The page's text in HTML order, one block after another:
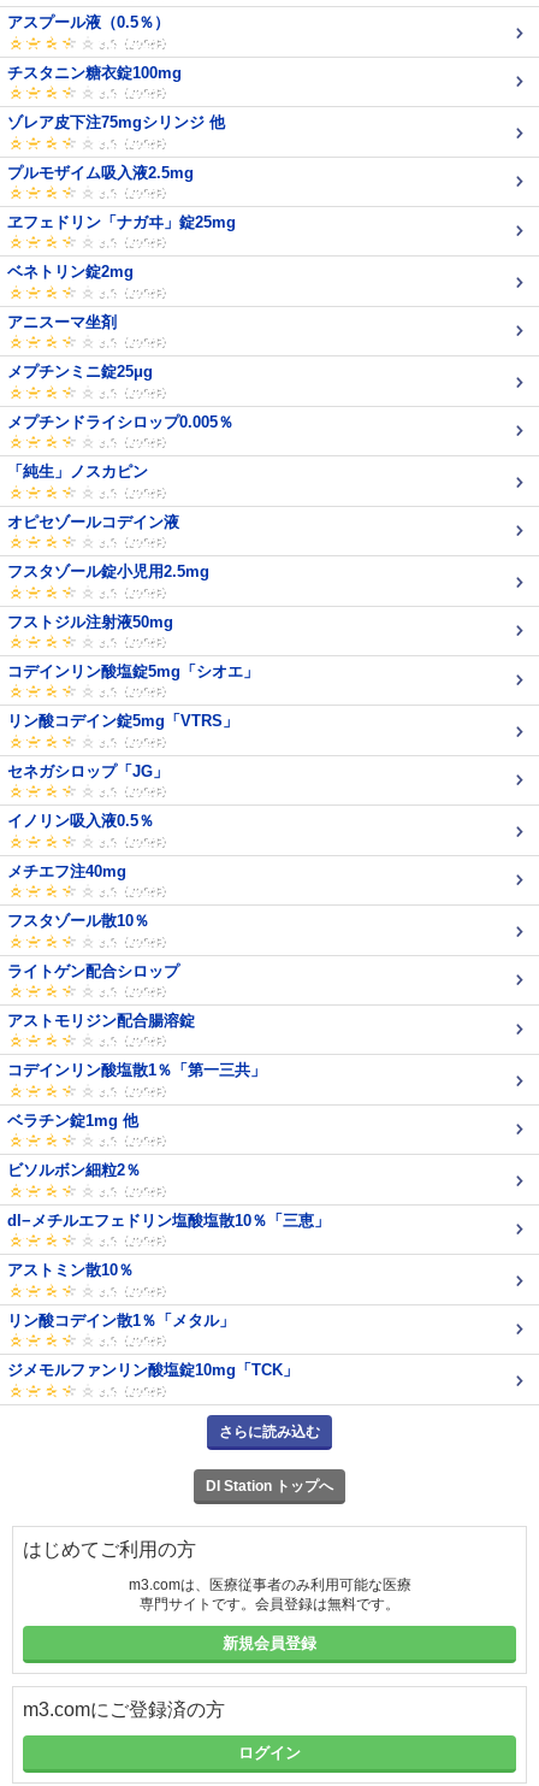
アスプール液（0.5％）
チスタニン糖衣錠100mg
ゾレア皮下注75mgシリンジ 他
プルモザイム吸入液2.5mg
ヱフェドリン「ナガヰ」錠25mg
ベネトリン錠2mg
アニスーマ坐剤
メプチンミニ錠25μg
メプチンドライシロップ0.005％
「純生」ノスカピン
オピセゾールコデイン液
フスタゾール錠小児用2.5mg
フストジル注射液50mg
コデインリン酸塩錠5mg「シオエ」
リン酸コデイン錠5mg「VTRS」
セネガシロップ「JG」
イノリン吸入液0.5％
メチエフ注40mg
フスタゾール散10％
ライトゲン配合シロップ
アストモリジン配合腸溶錠
コデインリン酸塩散1％「第一三共」
ベラチン錠1mg 他
ビソルボン細粒2％
dl−メチルエフェドリン塩酸塩散10％「三恵」
アストミン散10％
リン酸コデイン散1％「メタル」
ジメモルファンリン酸塩錠10mg「TCK」
さらに読み込む
DI Station トップへ
はじめてご利用の方
m3.comは、医療従事者のみ利用可能な医療
専門サイトです。会員登録は無料です。
新規会員登録
m3.comにご登録済の方
ログイン